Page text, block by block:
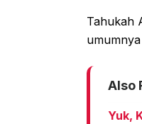
Tahukah
Also
Yuk,